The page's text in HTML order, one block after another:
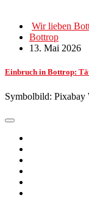
Wir lieben
Bottrop
13. Mai 2026
Einbruch in Bottrop:
Symbolbild: Pixabay